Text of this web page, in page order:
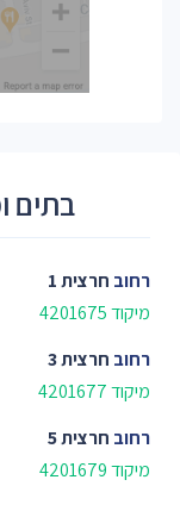
בתים
רחוב חרצית 1
מיקוד 4201675
רחוב חרצית 3
מיקוד 4201677
רחוב חרצית 5
מיקוד 4201679